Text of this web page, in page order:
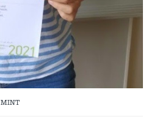
MINT